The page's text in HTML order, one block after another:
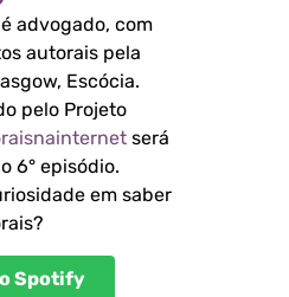
advogado, com
autorais pela
Escócia.
pelo Projeto
será
6° episódio.
em saber
Spotify